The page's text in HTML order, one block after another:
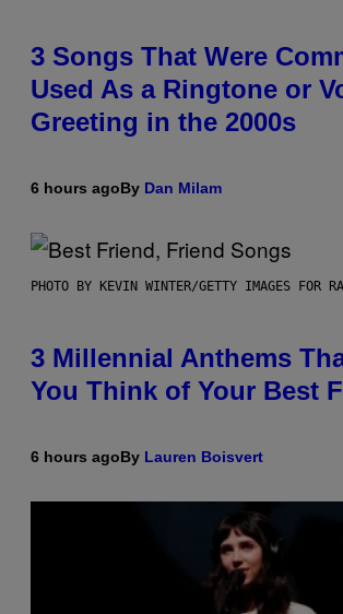
3 Songs That Were
Used As a Ringtone or
Greeting in the 2000s
6 hours agoBy Dan Milam
PHOTO BY KEVIN WINTER/GETTY IMAGES FOR
3 Millennial Anthems
You Think of Your Best
6 hours agoBy Lauren Boisvert